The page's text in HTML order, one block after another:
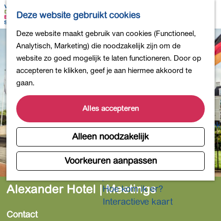
Deze website gebruikt cookies
Deze website maakt gebruik van cookies (Functioneel,
Analytisch, Marketing) die noodzakelijk zijn om de
website zo goed mogelijk te laten functioneren. Door op
accepteren te klikken, geef je aan hiermee akkoord te
gaan.
Alles accepteren
Alleen noodzakelijk
Voorkeuren aanpassen
a
d
e
h
o
m
e
K
a
r
t
Z
e
k
e
n
e
n
u
Bollen en Bloemen
Uit eten
DB4daagse - Inschrijven
Kinderactiviteiten
De natuur in
Musea en meer
Producten uit de Bollenstreek
Gezond en actief
Overnachten
Hoe kom ik er?
Interactieve kaart
Alexander Hotel | Meetings
Contact